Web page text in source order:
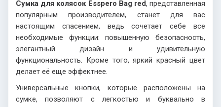
Сумка для колясок Esspero Bag red, представленная
популярным производителем, станет для вас
настоящим спасением, ведь сочетает себе все
необходимые функции: повышенную безопасность,
элегантный дизайн и удивительную
функциональность. Кроме того, яркий красный цвет
делает её еще эффектнее.
Универсальные кнопки, которые расположены на
сумке, позволяют с легкостью и буквально в